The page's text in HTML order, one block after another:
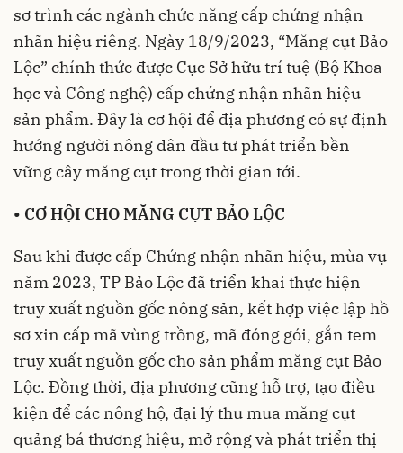
sơ trình các ngành chức năng cấp chứng nhận
nhãn hiệu riêng. Ngày 18/9/2023, “Măng cụt Bảo
Lộc” chính thức được Cục Sở hữu trí tuệ (Bộ Khoa
học và Công nghệ) cấp chứng nhận nhãn hiệu
sản phẩm. Đây là cơ hội để địa phương có sự định
hướng người nông dân đầu tư phát triển bền
vững cây măng cụt trong thời gian tới.
• CƠ HỘI CHO MĂNG CỤT BẢO LỘC
Sau khi được cấp Chứng nhận nhãn hiệu, mùa vụ
năm 2023, TP Bảo Lộc đã triển khai thực hiện
truy xuất nguồn gốc nông sản, kết hợp việc lập hồ
sơ xin cấp mã vùng trồng, mã đóng gói, gắn tem
truy xuất nguồn gốc cho sản phẩm măng cụt Bảo
Lộc. Đồng thời, địa phương cũng hỗ trợ, tạo điều
kiện để các nông hộ, đại lý thu mua măng cụt
quảng bá thương hiệu, mở rộng và phát triển thị